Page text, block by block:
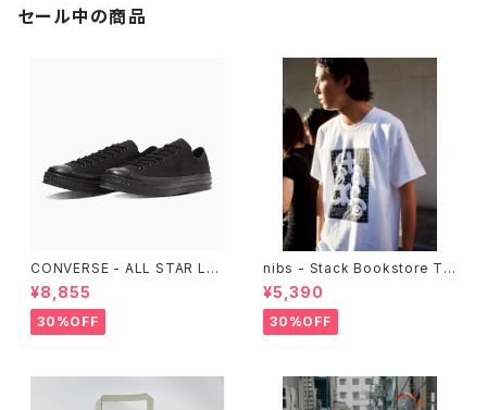
セール中の商品
CONVERSE - ALL STAR LG
CY OX （ALL BLACK)
¥8,855
30%OFF
nibs - Stack Bookstore Te
e
¥5,390
30%OFF